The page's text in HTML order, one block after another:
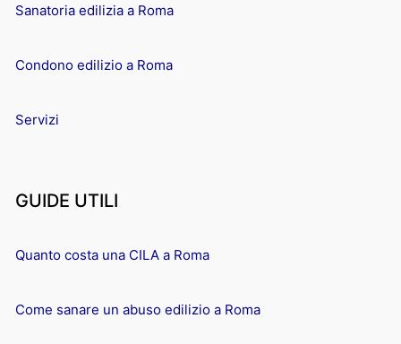
Sanatoria edilizia a Roma
Condono edilizio a Roma
Servizi
GUIDE UTILI
Quanto costa una CILA a Roma
Come sanare un abuso edilizio a Roma